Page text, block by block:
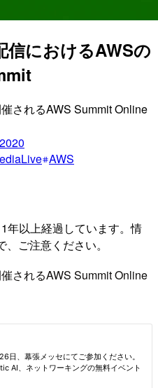
信におけるAWSの
されるAWS Summit Online
AWS
年以上経過しています。情
ご注意ください。
されるAWS Summit Online